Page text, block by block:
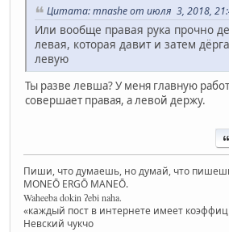
Цитата: mnashe от июля 3, 2018,
Или вообще правая рука прочно
левая, которая давит и затем
левую
Ты разве левша? У меня главную
совершает правая, а левой держу.
Пиши, что думаешь, но думай, что
MONEŌ ERGŌ MANEŌ.
Waheeba dokin ʔebi naha.
«каждый пост в интернете имеет
Невский чукчо